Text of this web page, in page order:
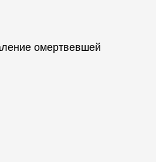
омертвевшей